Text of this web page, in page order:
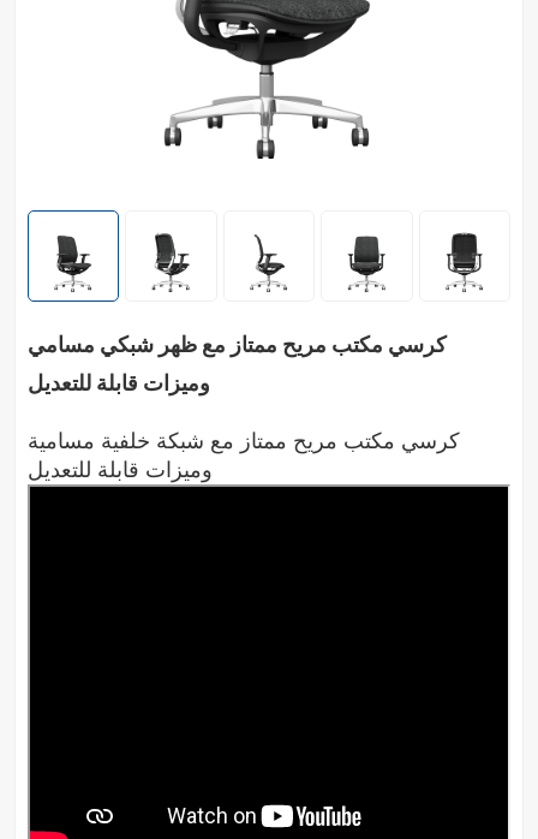
كرسي مكتب مريح ممتاز مع ظهر شبكي مسامي
وميزات قابلة للتعديل
كرسي مكتب مريح ممتاز مع شبكة خلفية مسامية
وميزات قابلة للتعديل